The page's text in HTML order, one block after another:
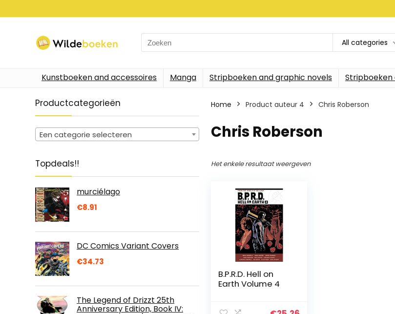
Search
for:
All categories
Kunstboeken and accessoires Manga Stripboeken and graphic novels Stripboeken
Productcategorieën
Een categorie selecteren
Topdeals!!
murciélago
€8.91
DC Comics Variant Covers
€34.73
The Legend of Drizzt 25th
Anniversary Edition, Book IV:
Home Product auteur 4 Chris Roberson
Chris Roberson
Het enkele resultaat weergeven
B.P.R.D. Hell on
Earth Volume 4